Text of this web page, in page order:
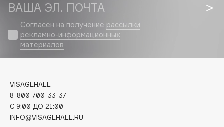
Catrice
Celimax
Cettua
Chupa Chups
Clarins
Clarins Precious
Clinique
Clive Christian
ВАША ЭЛ. ПОЧТА
Согласен на получение рассылки
рекламно-информационных
материалов
VISAGEHALL
8-800-700-33-37
C 9:00 ДО 21:00
INFO@VISAGEHALL.RU